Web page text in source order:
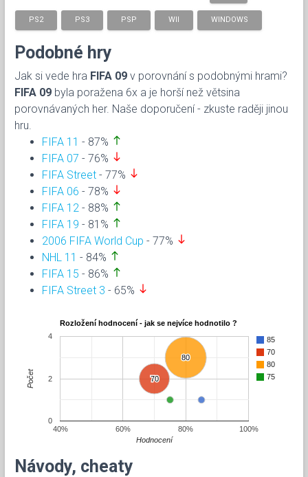
PS2 PS3 PSP WII WINDOWS
Podobné hry
Jak si vede hra FIFA 09 v porovnání s podobnými hrami?
FIFA 09 byla poražena 6x a je horší než větsina
porovnávaných her. Naše doporučení - zkuste raději jinou
hru.
FIFA 11 - 87% north
FIFA 07 - 76% south
FIFA Street - 77% south
FIFA 06 - 78% south
FIFA 12 - 88% north
FIFA 19 - 81% north
2006 FIFA World Cup - 77% south
NHL 11 - 84% north
FIFA 15 - 86% north
FIFA Street 3 - 65% south
Rozložení hodnocení - jak se nejvíce hodnotilo ?
85
70
80
75
80
80
70
70
40% 60% 80% 100%
0
2
4
Hodnocení
Počet
Návody, cheaty